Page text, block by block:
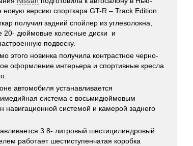
новую версию спорткара GT-R – Track Edition.
получил задний спойлер из углеволокна,
20- дюймовые колесные диски и
подвеску.
этого новинка получила контрастное черно-
оформление интерьера и спортивные кресла
автомобиля устанавливается
система с восьмидюймовым
навигационной системой и камерой заднего
3.8- литровый шестицилиндровый
работает шестиступенчатая коробка